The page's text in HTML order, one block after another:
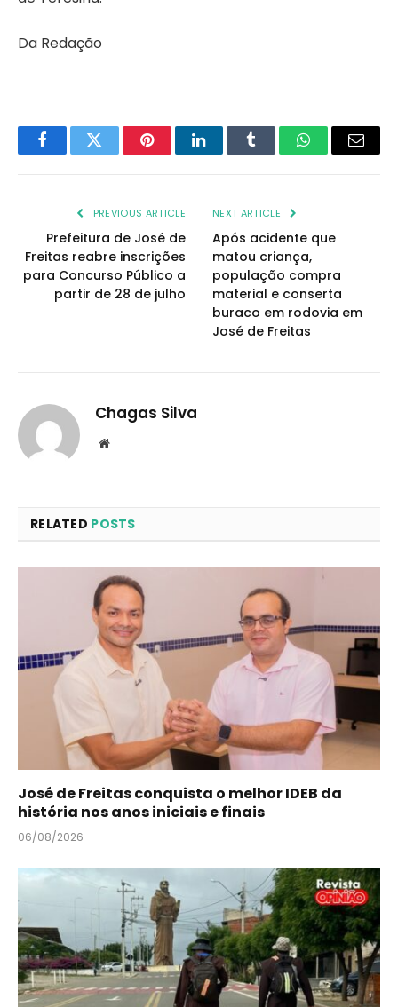
Da Redação
FacebookTwitter PinterestLinkedInTumblr WhatsAppEmail
PREVIOUS ARTICLE
Prefeitura de José de
Freitas reabre inscrições
para Concurso Público a
partir de 28 de julho
NEXT ARTICLE
Após acidente que
matou criança,
população compra
material e conserta
buraco em rodovia em
José de Freitas
Chagas Silva
Website
RELATED POSTS
José de Freitas conquista o melhor IDEB da
história nos anos iniciais e finais
06/08/2026